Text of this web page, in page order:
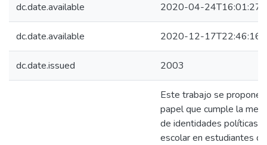
dc.date.available 2020-04-24T16:01:27Z
dc.date.available 2020-12-17T22:46:16Z
dc.date.issued 2003
Este trabajo se propone
papel que cumple la
de identidades políticas
escolar en estudiantes